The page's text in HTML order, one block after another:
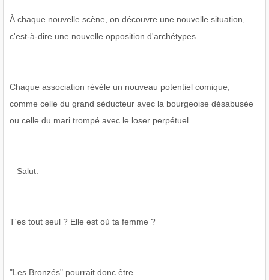
À chaque nouvelle scène, on découvre une nouvelle situation,
c'est-à-dire une nouvelle opposition d'archétypes.
Chaque association révèle un nouveau potentiel comique,
comme celle du grand séducteur avec la bourgeoise désabusée
ou celle du mari trompé avec le loser perpétuel.
– Salut.
T'es tout seul ? Elle est où ta femme ?
"Les Bronzés" pourrait donc être